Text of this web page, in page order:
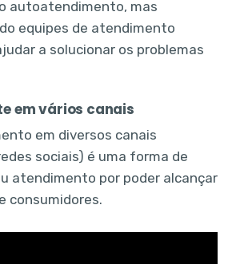
autoatendimento, mas
equipes de atendimento
a solucionar os problemas
em vários canais
em diversos canais
sociais) é uma forma de
atendimento por poder alcançar
consumidores.